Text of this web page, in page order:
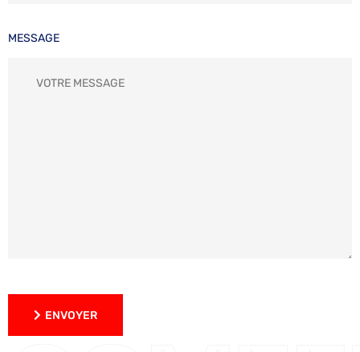
MESSAGE
ENVOYER